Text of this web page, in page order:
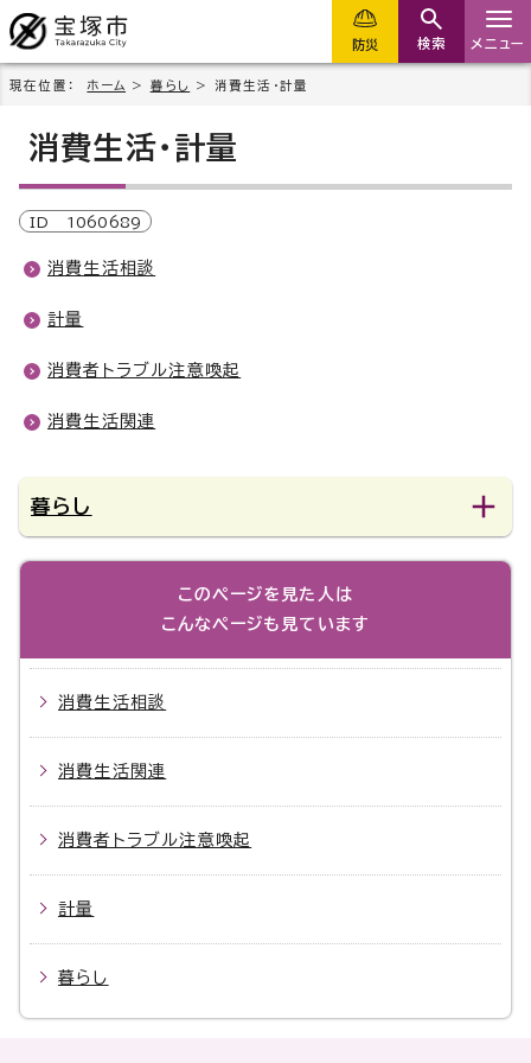
防災 検索 メニュー
現在位置： ホーム > 暮らし > 消費生活・計量
消費生活・計量
ID 1060689
消費生活相談
計量
消費者トラブル注意喚起
消費生活関連
暮らし
このページを見た人は
こんなページも見ています
消費生活相談
消費生活関連
消費者トラブル注意喚起
計量
暮らし